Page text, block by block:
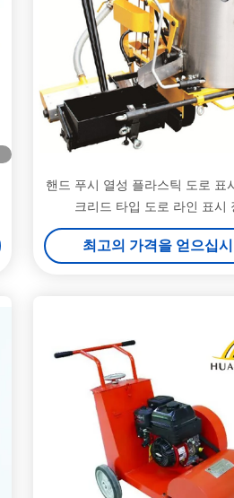
핸드 푸시 열성 플라스틱 도로 표
크리드 타입 도로 라인 표시
최고의 가격을 얻으십